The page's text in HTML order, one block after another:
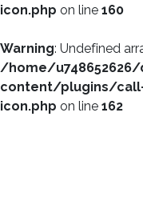
icon.php on line 160
Warning: Undefined
/home/
content/plugins/
icon.php on line 162